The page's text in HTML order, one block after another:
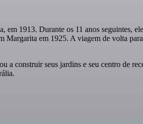
em 1913. Durante os 11 anos seguintes,
Margarita em 1925. A viagem de volta
a construir seus jardins e seu centro de